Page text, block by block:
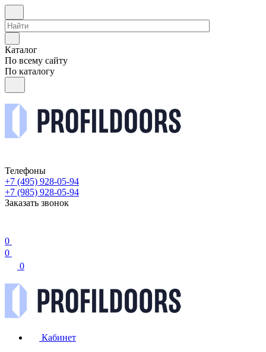
Каталог
По всему сайту
По каталогу
Телефоны
+7 (495) 928-05-94
+7 (985) 928-05-94
Заказать звонок
0
0
0
Кабинет